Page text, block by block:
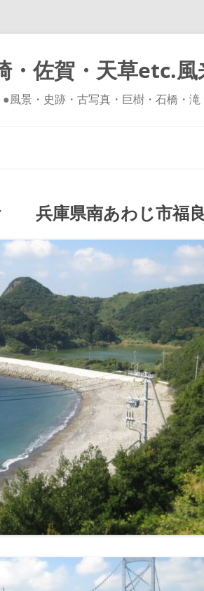
・佐賀・天草etc.
風景・史跡・古写真・巨樹・石橋・
ッ
プ
兵庫県南あわじ市福